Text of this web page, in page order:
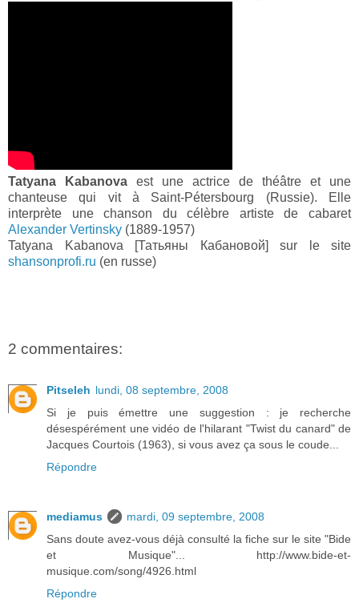
Tatyana Kabanova est une actrice de théâtre et une
chanteuse qui vit à Saint-Pétersbourg (Russie). Elle
interprète une chanson du célèbre artiste de cabaret
Alexander Vertinsky (1889-1957)
Tatyana Kabanova [Татьяны Кабановой] sur le site
shansonprofi.ru (en russe)
2 commentaires:
Pitseleh lundi, 08 septembre, 2008
Si je puis émettre une suggestion : je recherche
désespérément une vidéo de l'hilarant "Twist du canard" de
Jacques Courtois (1963), si vous avez ça sous le coude...
Répondre
mediamus
mardi, 09 septembre, 2008
Sans doute avez-vous déjà consulté la fiche sur le site "Bide
et Musique"... http://www.bide-et-
musique.com/song/4926.html
Répondre